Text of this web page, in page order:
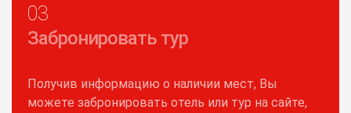
03
Забронировать тур
Получив информацию о наличии мест, Вы
можете забронировать отель или тур на сайте,